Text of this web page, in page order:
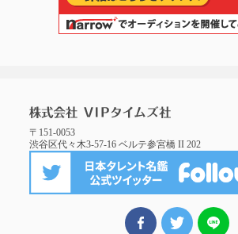
〒151-0053
渋谷区代々木3-57-16 ベルテ参宮橋 II 202
FBでシェアツイート